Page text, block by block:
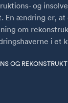
og
En ændring er, at
om
i et
OG